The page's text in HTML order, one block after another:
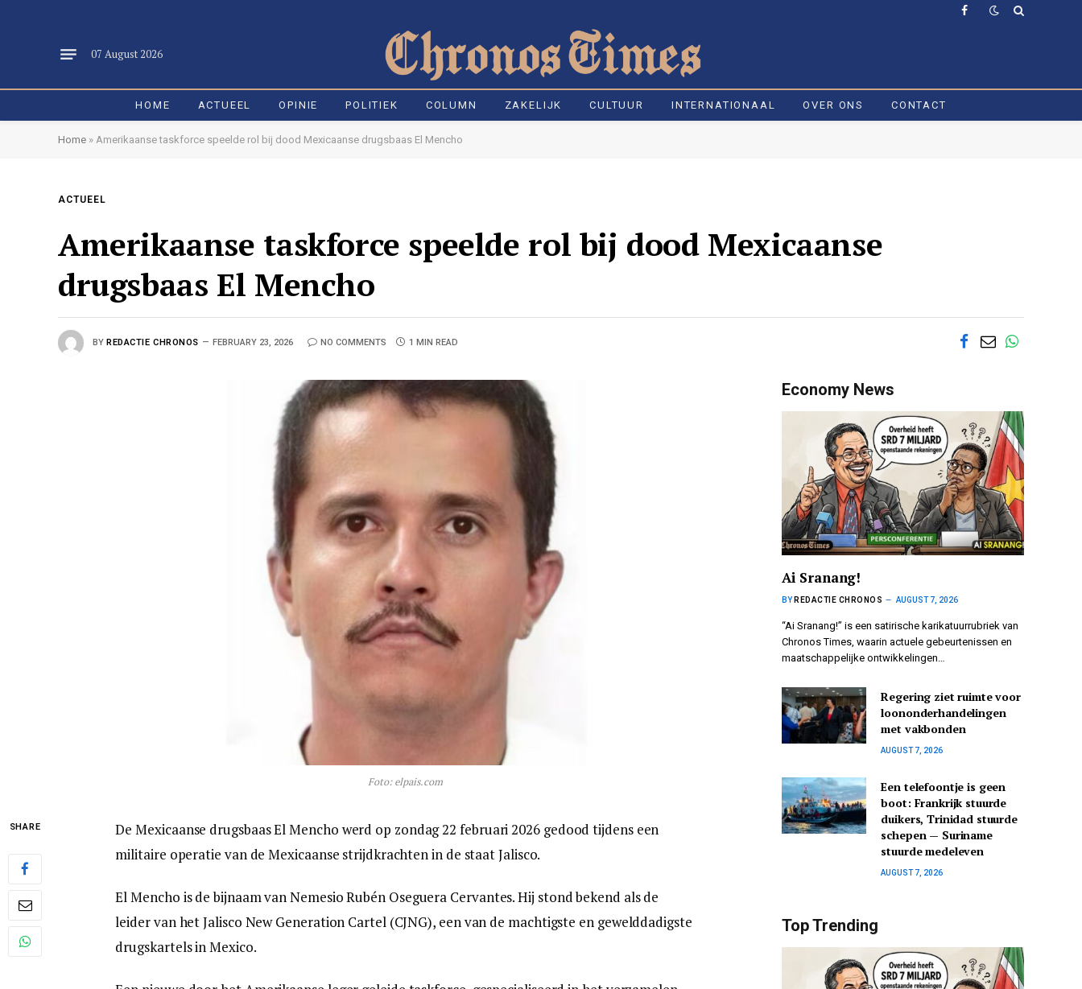
Facebook
07 August 2026
HOME ACTUEEL OPINIE POLITIEK COLUMN ZAKELIJK CULTUUR INTERNATIONAAL OVER ONS CONTACT
Home » Amerikaanse taskforce speelde rol bij dood Mexicaanse drugsbaas El Mencho
ACTUEEL
Amerikaanse taskforce speelde rol bij dood Mexicaanse
drugsbaas El Mencho
BY REDACTIE CHRONOS FEBRUARY 23, 2026 NO COMMENTS 1 MIN READ
Foto: elpais.com
SHARE
De Mexicaanse drugsbaas El Mencho werd op zondag 22 februari 2026 gedood tijdens een
militaire operatie van de Mexicaanse strijdkrachten in de staat Jalisco.
El Mencho is de bijnaam van Nemesio Rubén Oseguera Cervantes. Hij stond bekend als de
leider van het Jalisco New Generation Cartel (CJNG), een van de machtigste en gewelddadigste
drugskartels in Mexico.
Economy News
Ai Sranang!
BY REDACTIE CHRONOS AUGUST 7, 2026
“Ai Sranang!” is een satirische karikatuurrubriek van
Chronos Times, waarin actuele gebeurtenissen en
maatschappelijke ontwikkelingen…
Regering ziet ruimte voor
loononderhandelingen
met vakbonden
AUGUST 7, 2026
Een telefoontje is geen
boot: Frankrijk stuurde
duikers, Trinidad stuurde
schepen — Suriname
stuurde medeleven
AUGUST 7, 2026
Top Trending